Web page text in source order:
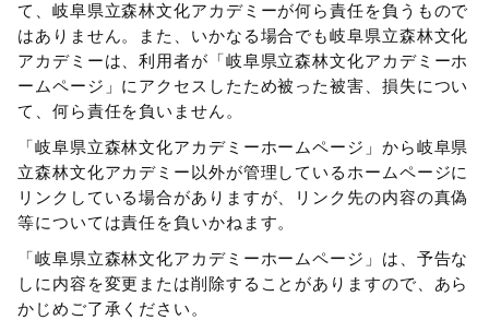
て、岐阜県立森林文化アカデミーが何ら責任を負うもので
はありません。また、いかなる場合でも岐阜県立森林文化
アカデミーは、利用者が「岐阜県立森林文化アカデミーホ
ームページ」にアクセスしたため被った被害、損失につい
て、何ら責任を負いません。
「岐阜県立森林文化アカデミーホームページ」から岐阜県
立森林文化アカデミー以外が管理しているホームページに
リンクしている場合がありますが、リンク先の内容の真偽
等については責任を負いかねます。
「岐阜県立森林文化アカデミーホームページ」は、予告な
しに内容を変更または削除することがありますので、あら
かじめご了承ください。